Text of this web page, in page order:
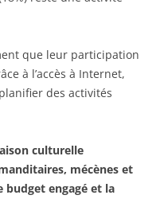
que leur participation
à l’accès à Internet,
des activités
culturelle
mécènes et
budget engagé et la